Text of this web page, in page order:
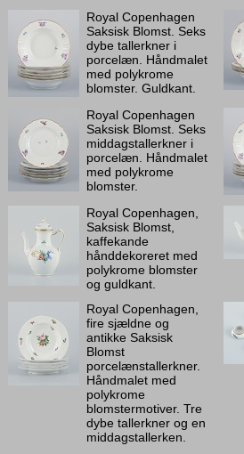
Royal Copenhagen
Saksisk Blomst. Seks
dybe tallerkner i
porcelæn. Håndmalet
med polykrome
blomster. Guldkant.
Royal Copenhagen
Saksisk Blomst. Seks
middagstallerkner i
porcelæn. Håndmalet
med polykrome
blomster.
Royal Copenhagen,
Saksisk Blomst,
kaffekande
hånddekoreret med
polykrome blomster
og guldkant.
Royal Copenhagen,
fire sjældne og
antikke Saksisk
Blomst
porcelænstallerkner.
Håndmalet med
polykrome
blomstermotiver. Tre
dybe tallerkner og en
middagstallerken.